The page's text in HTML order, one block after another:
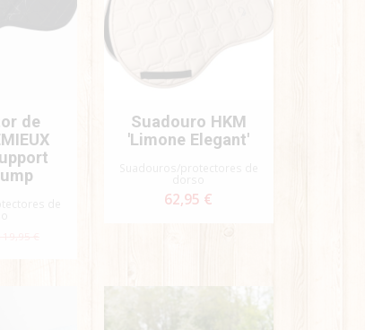
de
Suadouro HKM
'Limone Elegant'
62,95 €